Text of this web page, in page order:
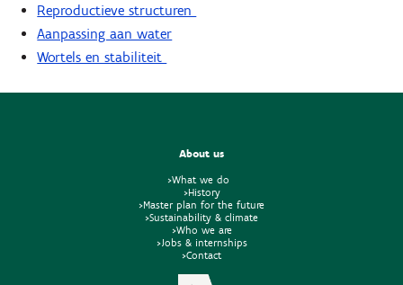
Reproductieve structuren
Aanpassing aan water
Wortels en stabiliteit
About us
>What we do
>History
>Master plan for the future
>Sustainability & climate
>Who we are
>Jobs & internships
>Contact